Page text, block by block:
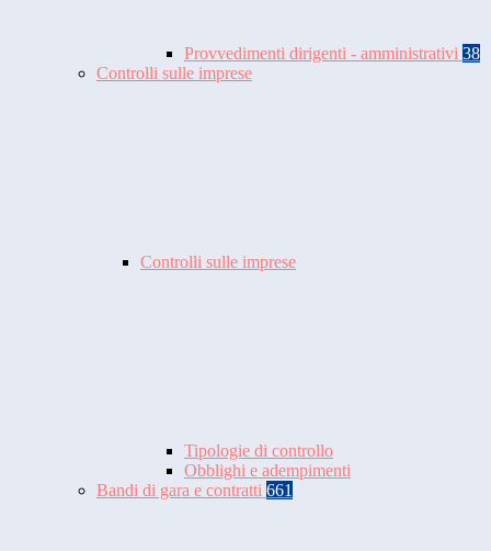
Provvedimenti dirigenti - amministrativi 38
Controlli sulle imprese
Controlli sulle imprese
Tipologie di controllo
Obblighi e adempimenti
Bandi di gara e contratti 661